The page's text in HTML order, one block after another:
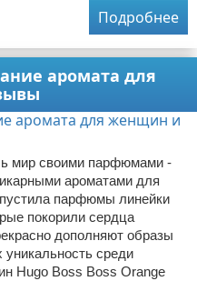
Подробнее
аромата для
мир своими парфюмами -
ароматами для
парфюмы линейки
покорили сердца
дополняют образы
среди
Hugo Boss Boss Orange